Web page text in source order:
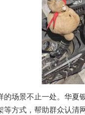
的场景不止一处。华夏
等方式，帮助群众认清